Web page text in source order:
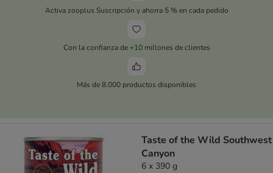
Activa zooplus Suscripción y ahorra 5 % en cada pedido
Con la confianza de +10 millones de clientes
Más de 8.000 productos disponibles
Taste of the Wild Southwest
Canyon
6 x 390 g